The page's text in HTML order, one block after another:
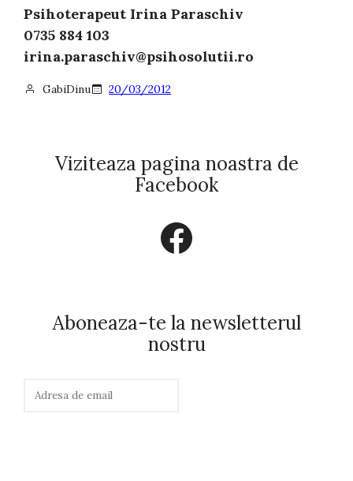
Psihoterapeut Irina Paraschiv
0735 884 103
irina.paraschiv@psihosolutii.ro
GabiDinu 20/03/2012
Viziteaza pagina noastra de
Facebook
Facebook
Aboneaza-te la newsletterul
nostru